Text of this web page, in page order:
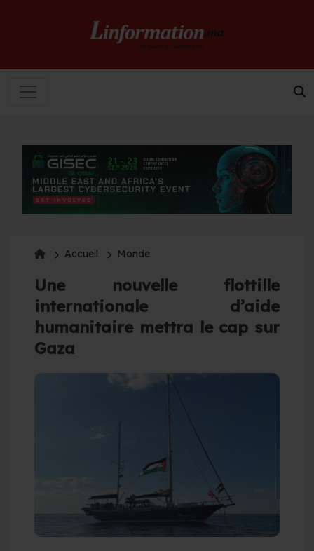
Accueil Monde
Une nouvelle flottille
internationale d’aide
humanitaire mettra le cap sur
Gaza